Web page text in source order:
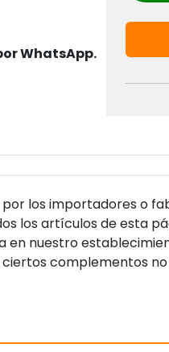
WhatsApp.
los importadores o
los artículos de esta
en nuestro
complementos